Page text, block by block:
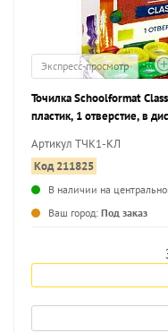
Экспресс-просмотр
Точилка Schoolformat
пластик, 1 отверстие, в
Артикул ТЧК1-КЛ
Код 211825
В наличии на
Ваш город: Под заказ